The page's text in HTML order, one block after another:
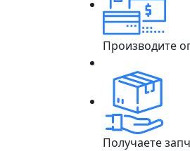
Производите
Получаете